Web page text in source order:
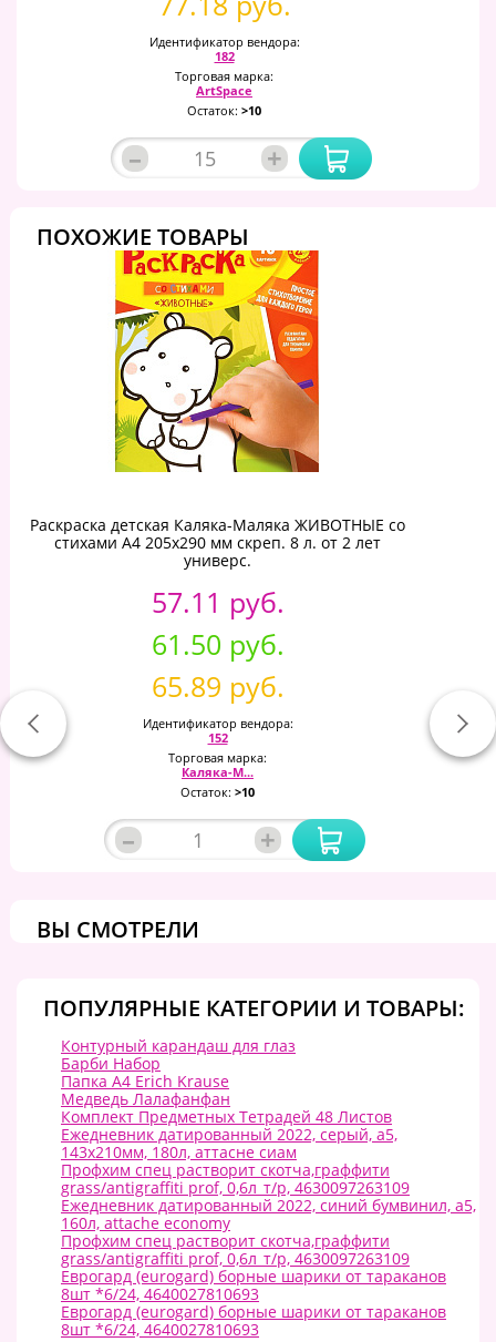
Идентификатор вендора:
182
Торговая марка:
ArtSpace
Остаток: >10
– +
ПОХОЖИЕ ТОВАРЫ
Раскраска детская Каляка-Маляка ЖИВОТНЫЕ со
стихами А4 205х290 мм скреп. 8 л. от 2 лет
универс.
57.11 руб.
61.50 руб.
65.89 руб.
Идентификатор вендора:
152
Торговая марка:
Каляка-М...
Остаток: >10
– +
ВЫ СМОТРЕЛИ
ПОПУЛЯРНЫЕ КАТЕГОРИИ И ТОВАРЫ:
Контурный карандаш для глаз
Барби Набор
Папка А4 Erich Krause
Медведь Лалафанфан
Комплект Предметных Тетрадей 48 Листов
Ежедневник датированный 2022, серый, а5,
143х210мм, 180л, аттасне сиам
Профхим спец растворит скотча,граффити
grass/antigraffiti prof, 0,6л_т/р, 4630097263109
Ежедневник датированный 2022, синий бумвинил, а5,
160л, attache economy
Профхим спец растворит скотча,граффити
grass/antigraffiti prof, 0,6л_т/р, 4630097263109
Еврогард (eurogard) борные шарики от тараканов
8шт *6/24, 4640027810693
Еврогард (eurogard) борные шарики от тараканов
8шт *6/24, 4640027810693